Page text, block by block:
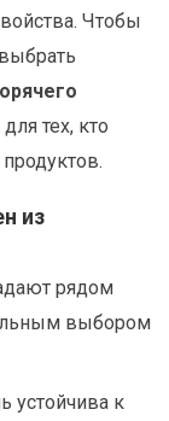
Чтобы
тех, кто
из
рядом
выбором
устойчива к